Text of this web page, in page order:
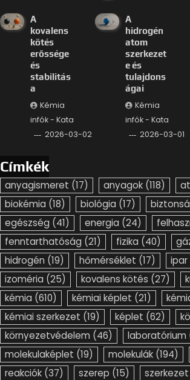
A
kovalens
kötés
erőssége
és
stabilitás
a
Kémia
infók - Kata
2026-03-02
A
hidrogén
atom
szerkezet
e és
tulajdons
ágai
Kémia
infók - Kata
2026-03-01
Címkék
anyagismeret (17) anyagok (118)
biokémia (18) biológia (17)
egészség (41) energia (24)
fenntarthatóság (21) fizika (40)
hidrogén (19) hőmérséklet (17) ipar
izoméria (25) kovalens kötés (27)
kémia (610) kémiai képlet (21)
kémiai szerkezet (19) képlet (62)
környezetvédelem (46) laboratórium
molekulaképlet (19) molekulák (194)
reakciók (37) szerep (15) szerkezet